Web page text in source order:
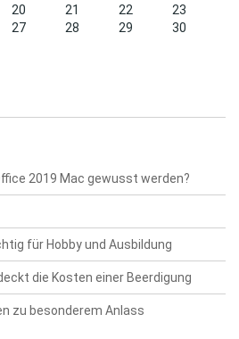
20 21 22
23
27 28 29
30
2019 Mac gewusst werden?
für Hobby und Ausbildung
die Kosten einer Beerdigung
zu besonderem Anlass